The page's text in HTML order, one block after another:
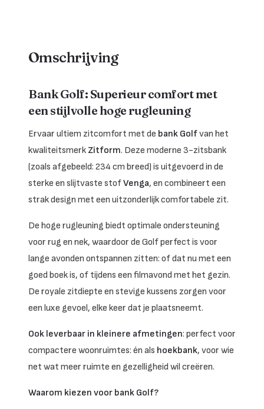
Omschrijving
Bank Golf: Superieur comfort met
een stijlvolle hoge rugleuning
Ervaar ultiem zitcomfort met de bank Golfvan het
kwaliteitsmerkZitform. Deze moderne 3-zitsbank
(zoals afgebeeld: 234 cm breed) is uitgevoerd in de
sterke en slijtvaste stofVenga, en combineert een
strak design met een uitzonderlijk comfortabele zit.
De hoge rugleuning biedt optimale ondersteuning
voor rug en nek, waardoor de Golf perfect is voor
lange avonden ontspannen zitten: of dat nu met een
goed boek is, of tijdens een filmavond met het gezin.
De royale zitdiepte en stevige kussens zorgen voor
een luxe gevoel, elke keer dat je plaatsneemt.
Ook leverbaar in kleinere afmetingen: perfect voor
compactere woonruimtes: én als hoekbank, voor wie
net wat meer ruimte en gezelligheid wil creëren.
Waarom kiezen voor bank Golf?